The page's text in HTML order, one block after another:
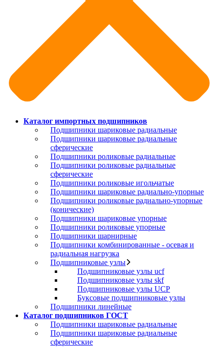
Каталог импортных подшипников
Подшипники шариковые радиальные
Подшипники шариковые радиальные
сферические
Подшипники роликовые радиальные
Подшипники роликовые радиальные
сферические
Подшипники роликовые игольчатые
Подшипники шариковые радиально-упорные
Подшипники роликовые радиально-упорные
(конические)
Подшипники шариковые упорные
Подшипники роликовые упорные
Подшипники шарнирные
Подшипники комбинированные - осевая и
радиальная нагрузка
Подшипниковые узлы
Подшипниковые узлы ucf
Подшипниковые узлы skf
Подшипниковые узлы UCP
Буксовые подшипниковые узлы
Подшипники линейные
Каталог подшипников ГОСТ
Подшипники шариковые радиальные
Подшипники шариковые радиальные
сферические